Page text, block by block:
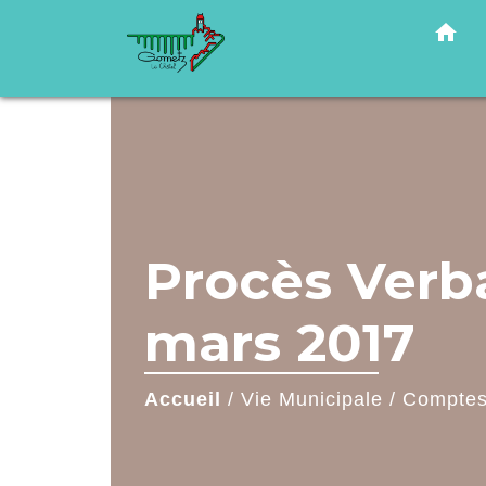
home
Procès
mars 2017
Accueil / Vie Municipale /